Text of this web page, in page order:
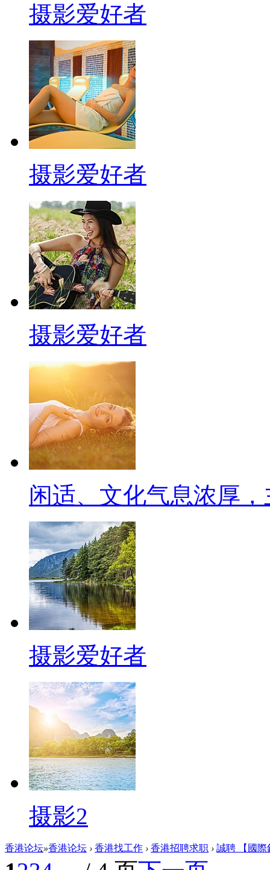
摄影爱好者
摄影爱好者
摄影爱好者
闲适、文化气息浓厚
摄影爱好者
摄影2
香港论坛»香港论坛 › 香港找工作 › 香港招聘求职 › 誠聘 【國際